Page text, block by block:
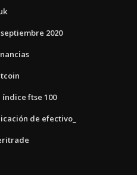
2020
ftse 100
de efectivo_